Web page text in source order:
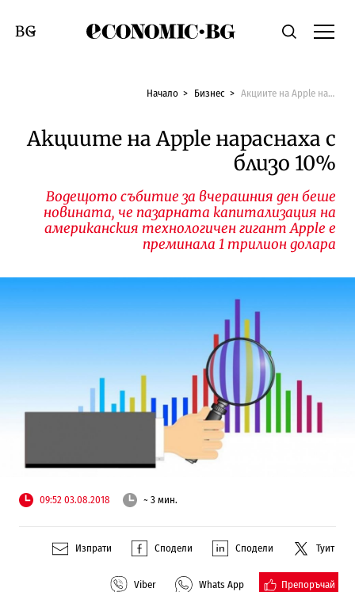
Economic.bgТърсене
Смяна на език
Начало Бизнес Акциите на Apple нараснаха с близо 10%
Акциите на Apple нараснаха с
близо 10%
Водещото събитие за вчерашния ден беше
новината, че пазарната капитализация на
американския технологичен гигант Apple е
преминала 1 трилион долара
09:52 03.08.2018 ~ 3 мин.
Изпрати Сподели Сподели Туит
Viber Whats App Препоръчай